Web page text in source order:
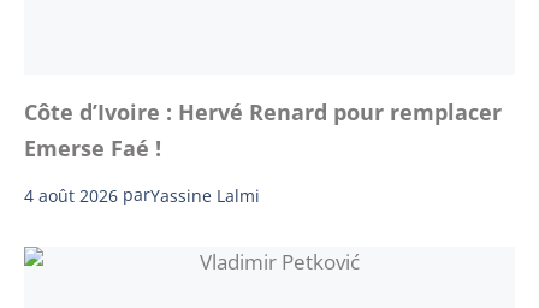
Côte d’Ivoire : Hervé Renard pour remplacer
Emerse Faé !
4 août 2026 parYassine Lalmi